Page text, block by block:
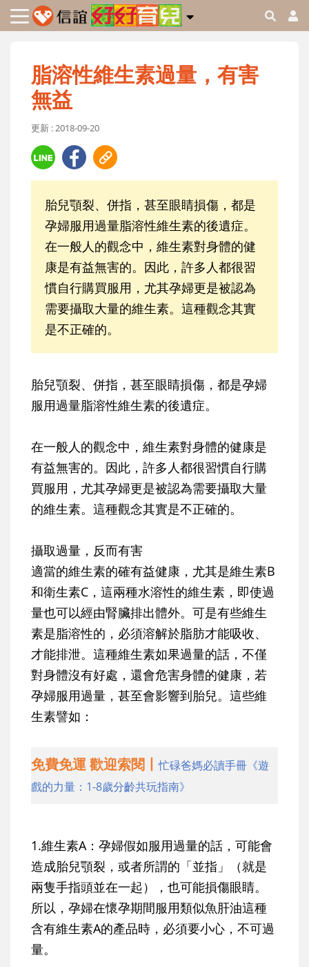
脂溶性維生素過量，有害
無益
更新 : 2018-09-20
胎兒顎裂、併指，甚至眼睛損傷，都是
孕婦服用過量脂溶性維生素的後遺症。
在一般人的觀念中，維生素對身體的健
康是有益無害的。因此，許多人都很習
慣自行購買服用，尤其孕婦更是被認為
需要攝取大量的維生素。這種觀念其實
是不正確的。
胎兒顎裂、併指，甚至眼睛損傷，都是孕婦
服用過量脂溶性維生素的後遺症。
在一般人的觀念中，維生素對身體的健康是
有益無害的。因此，許多人都很習慣自行購
買服用，尤其孕婦更是被認為需要攝取大量
的維生素。這種觀念其實是不正確的。
攝取過量，反而有害
適當的維生素的確有益健康，尤其是維生素B
和衛生素C，這兩種水溶性的維生素，即使過
量也可以經由腎臟排出體外。可是有些維生
素是脂溶性的，必須溶解於脂肪才能吸收、
才能排泄。這種維生素如果過量的話，不僅
對身體沒有好處，還會危害身體的健康，若
孕婦服用過量，甚至會影響到胎兒。這些維
生素譬如：
免費免運 歡迎索閱丨忙碌爸媽必讀手冊《遊
戲的力量：1-8歲分齡共玩指南》
1.維生素A： 孕婦假如服用過量的話，可能會
造成胎兒顎裂，或者所謂的「並指」（就是
兩隻手指頭並在一起），也可能損傷眼睛。
所以，孕婦在懷孕期間服用類似魚肝油這種
含有維生素A的產品時，必須要小心，不可過
量。